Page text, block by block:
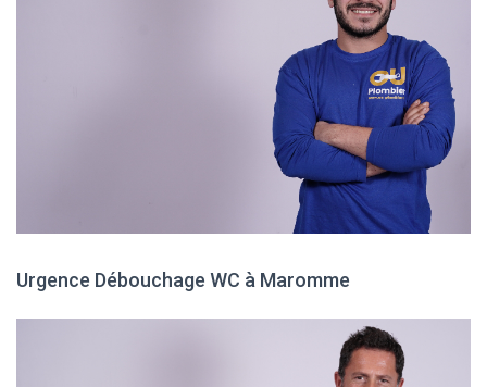
Urgence Débouchage WC à Maromme